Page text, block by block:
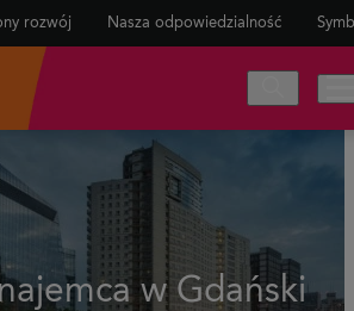
rozwój Nasza odpowiedzialność
w Gdański